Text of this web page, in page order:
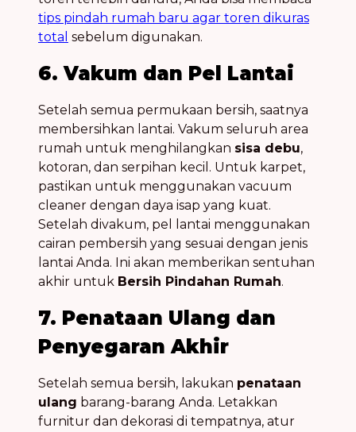
tips pindah rumah baru agar toren dikuras
total sebelum digunakan.
6. Vakum dan Pel Lantai
Setelah semua permukaan bersih, saatnya
membersihkan lantai. Vakum seluruh area
rumah untuk menghilangkan sisa debu,
kotoran, dan serpihan kecil. Untuk karpet,
pastikan untuk menggunakan vacuum
cleaner dengan daya isap yang kuat.
Setelah divakum, pel lantai menggunakan
cairan pembersih yang sesuai dengan jenis
lantai Anda. Ini akan memberikan sentuhan
akhir untuk Bersih Pindahan Rumah.
7. Penataan Ulang dan
Penyegaran Akhir
Setelah semua bersih, lakukan penataan
ulang barang-barang Anda. Letakkan
furnitur dan dekorasi di tempatnya, atur